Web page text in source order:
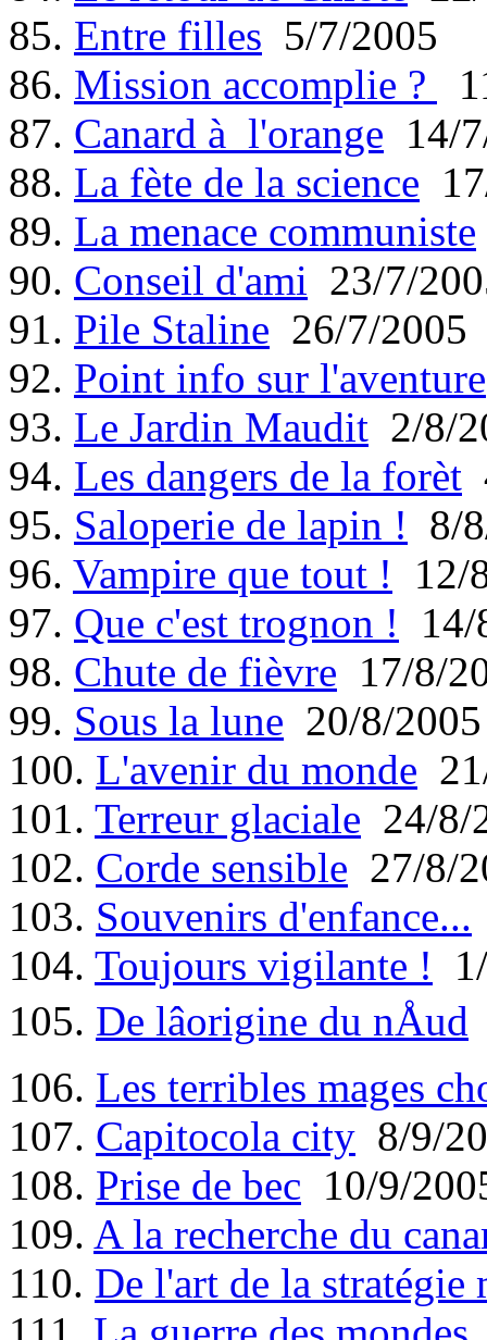
85. Entre filles 5/7/2005
86. Mission accomplie ?
87. Canard à l'orange 14/
88. La fète de la science
89. La menace communiste
90. Conseil d'ami 23/7/
91. Pile Staline 26/7/2005
92. Point info sur l'aventure
93. Le Jardin Maudit 2/8/
94. Les dangers de la forèt
95. Saloperie de lapin ! 8/
96. Vampire que tout ! 12/
97. Que c'est trognon ! 14/
98. Chute de fièvre 17/8/
99. Sous la lune 20/8/2005
100. L'avenir du monde
101. Terreur glaciale 24/8/
102. Corde sensible 27/8/
103. Souvenirs d'enfance...
104. Toujours vigilante !
105. De lâorigine du nÅud
106. Les terribles mages
107. Capitocola city 8/9/
108. Prise de bec 10/9/
109. A la recherche du
110. De l'art de la stratégie